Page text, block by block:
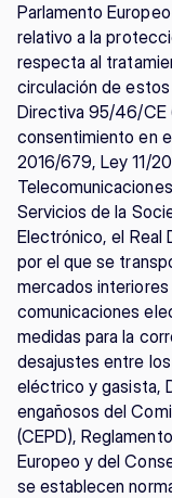
Parlamento
relativo a la
respecta al
circulación de
Directiva 95/46/CE
consentimiento en
2016/679, Ley 11/
Servicios de la
Electrónico, el Real
por el que se
mercados
comunicaciones
medidas para la
desajustes entre
eléctrico y gasista,
engañosos del
(CEPD),
Europeo y del
se establecen